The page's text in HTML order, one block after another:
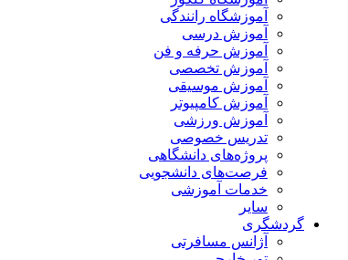
آموزشگاه رانندگی
آموزش درسی
آموزش حرفه و فن
آموزش تخصصی
آموزش موسیقی
آموزش کامپیوتر
آموزش ورزشی
تدریس خصوصی
پروژه‌های دانشگاهی
فرصت‌های دانشجویی
خدمات آموزشی
سایر
گردشگری
آژانس مسافرتی